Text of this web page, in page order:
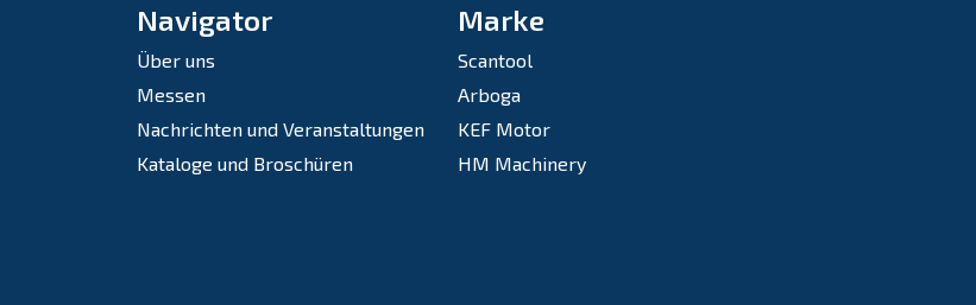
Navigator
Über uns
Messen
Nachrichten und Veranstaltungen
Kataloge und Broschüren
Marke
Scantool
Arboga
KEF Motor
HM Machinery